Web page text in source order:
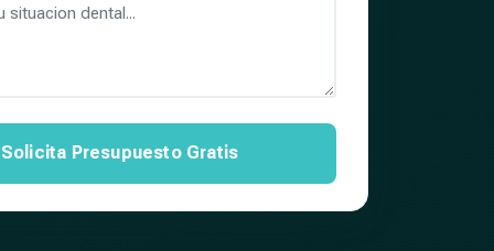
Solicita Presupuesto Gratis